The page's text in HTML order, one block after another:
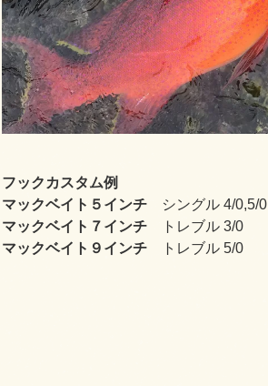
フックカスタム例
マックベイト５インチ シングル 4/0,5/0
マックベイト７インチ トレブル 3/0
マックベイト９インチ トレブル 5/0